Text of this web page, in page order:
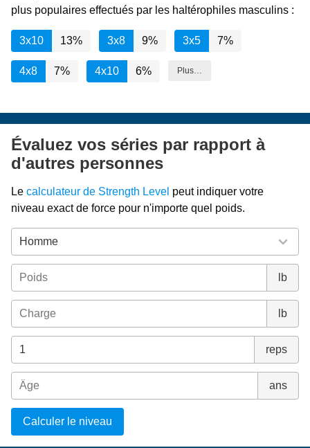
plus populaires effectués par les haltérophiles masculins :
3x10 13% 3x8 9% 3x5 7%
4x8 7% 4x10 6% Plus…
Évaluez vos séries par rapport à
d'autres personnes
Le calculateur de Strength Level peut indiquer votre
niveau exact de force pour n'importe quel poids.
lb
lb
reps
ans
Calculer le niveau